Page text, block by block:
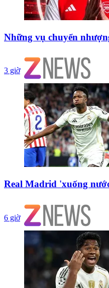
Những vụ chuyển
3 giờ
Real Madrid 'xuống
6 giờ